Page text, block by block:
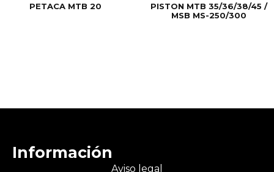
PETACA MTB 20
PISTON MTB 35/36/38/45 /
MSB MS-250/300
Información
Aviso legal